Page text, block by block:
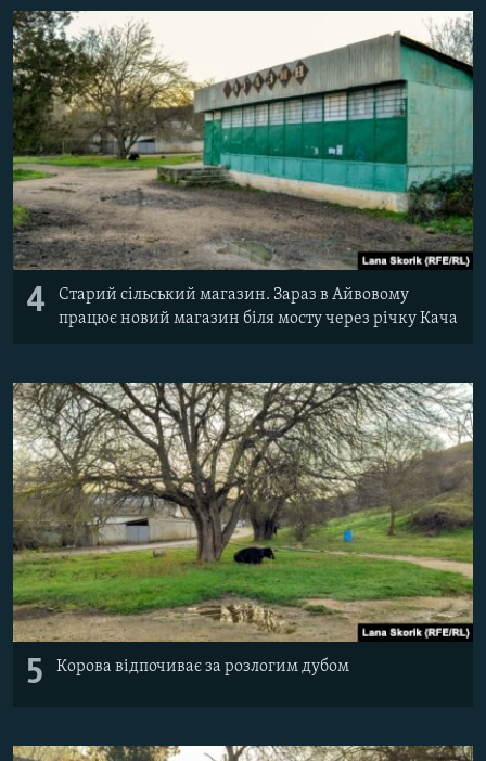
4
Старий сільський магазин. Зараз в Айвовому
працює новий магазин біля мосту через річку Кача
5 Корова відпочиває за розлогим дубом